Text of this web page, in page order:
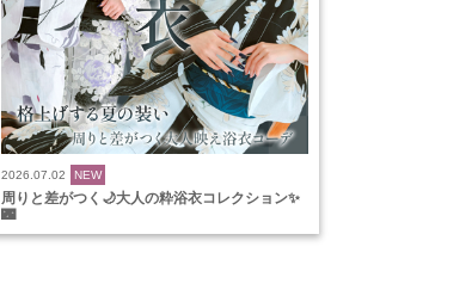
2026.07.02 NEW
周りと差がつく🌙大人の粋浴衣コレクション✨
🌃